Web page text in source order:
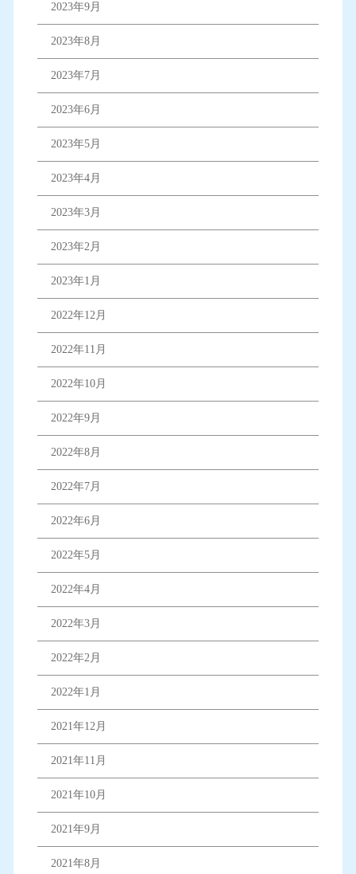
2023年9月
2023年8月
2023年7月
2023年6月
2023年5月
2023年4月
2023年3月
2023年2月
2023年1月
2022年12月
2022年11月
2022年10月
2022年9月
2022年8月
2022年7月
2022年6月
2022年5月
2022年4月
2022年3月
2022年2月
2022年1月
2021年12月
2021年11月
2021年10月
2021年9月
2021年8月